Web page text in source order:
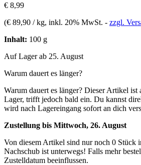
€ 8,99
(€ 89,90 / kg, inkl. 20% MwSt. - zzgl.
Inhalt: 100 g
Auf Lager ab 25. August
Warum dauert es länger?
Warum dauert es länger? Dieser Artikel ist
Lager, trifft jedoch bald ein. Du kannst
wird nach Lagereingang sofort an dich
Zustellung bis Mittwoch, 26. August
Von diesem Artikel sind nur noch 0 Stück
Nachschub ist unterwegs! Falls mehr
Zustelldatum beeinflussen.